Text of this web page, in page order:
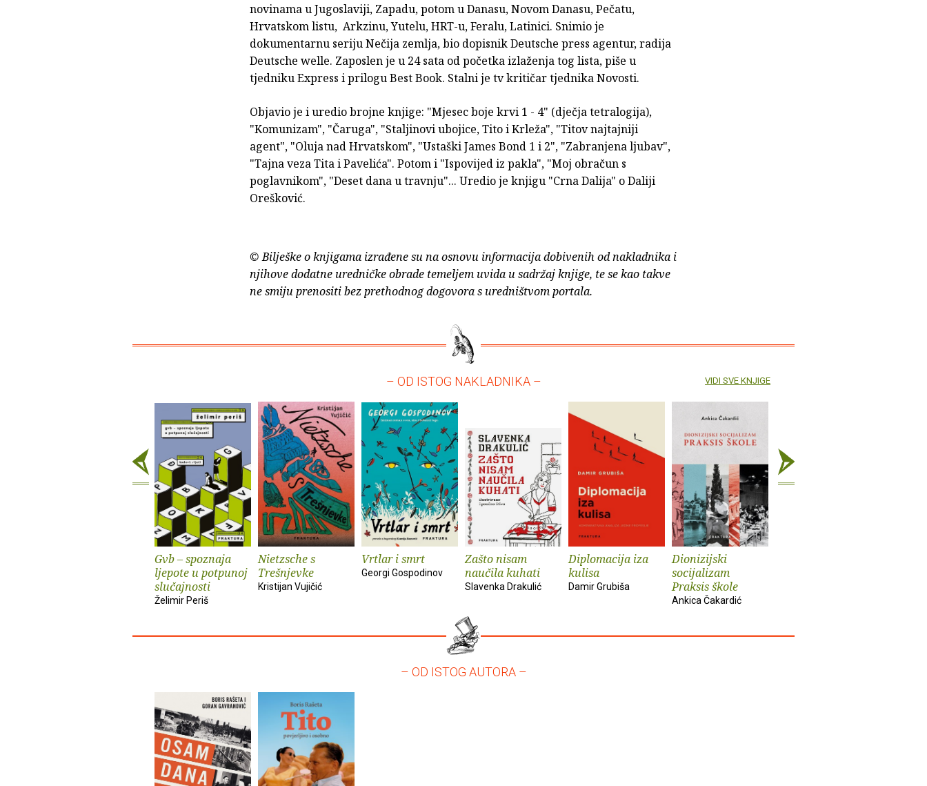
novinama u Jugoslaviji, Zapadu, potom u Danasu, Novom Danasu, Pečatu,
Hrvatskom listu, Arkzinu, Yutelu, HRT-u, Feralu, Latinici. Snimio je
dokumentarnu seriju Nečija zemlja, bio dopisnik Deutsche press agentur, radija
Deutsche welle. Zaposlen je u 24 sata od početka izlaženja tog lista, piše u
tjedniku Express i prilogu Best Book. Stalni je tv kritičar tjednika Novosti.
Objavio je i uredio brojne knjige: "Mjesec boje krvi 1 - 4" (dječja tetralogija),
"Komunizam", "Čaruga", "Staljinovi ubojice, Tito i Krleža", "Titov najtajniji
agent", "Oluja nad Hrvatskom", "Ustaški James Bond 1 i 2", "Zabranjena ljubav",
"Tajna veza Tita i Pavelića". Potom i "Ispovijed iz pakla", "Moj obračun s
poglavnikom", "Deset dana u travnju"... Uredio je knjigu "Crna Dalija" o Daliji
Orešković.
© Bilješke o knjigama izrađene su na osnovu informacija dobivenih od nakladnika i
njihove dodatne uredničke obrade temeljem uvida u sadržaj knjige, te se kao takve
ne smiju prenositi bez prethodnog dogovora s uredništvom portala.
– OD ISTOG NAKLADNIKA –
Gvb – spoznaja
ljepote u potpunoj
slučajnosti
Želimir Periš
Nietzsche s
Trešnjevke
Kristijan Vujičić
Vrtlar i smrt
Georgi Gospodinov
Zašto nisam
naučila kuhati
Slavenka Drakulić
Diplomacija iza
kulisa
Damir Grubiša
Dionizijski
socijalizam
Praksis škole
Ankica Čakardić
VIDI SVE KNJIGE
– OD ISTOG AUTORA –